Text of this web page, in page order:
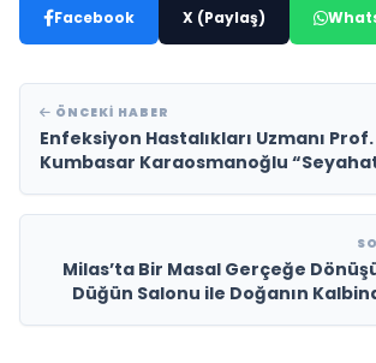
Facebook X (Paylaş)
ÖNCEKI HABER
Enfeksiyon Hastalıkları Uzmanı
Kumbasar Karaosmanoğlu
Milas’ta Bir Masal Gerçeğe
Düğün Salonu ile Doğanın